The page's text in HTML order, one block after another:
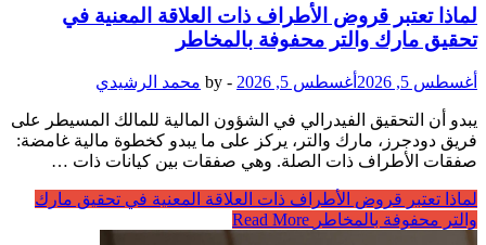
لماذا تعتبر قروض الأطراف ذات العلاقة المعنية في
تحقيق مارك والتر محفوفة بالمخاطر
أغسطس 5, 2026 أغسطس 5, 2026 -
by محمد الرشيدي
يبدو أن التحقيق الفيدرالي في الشؤون المالية للمالك المسيطر على
فريق دودجرز، مارك والتر، يركز على ما يبدو كخطوة مالية غامضة:
صفقات الأطراف ذات الصلة. وهي صفقات بين كيانات ذات …
لماذا تعتبر قروض الأطراف ذات العلاقة المعنية في تحقيق مارك
والتر محفوفة بالمخاطر